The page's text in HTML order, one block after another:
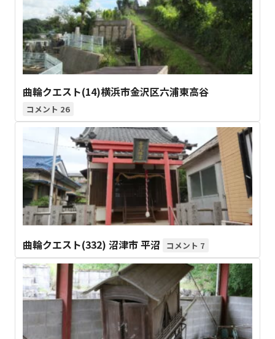
曲輪クエスト(14)横浜市金沢区六浦東高谷
26
曲輪クエスト(332) 沼津市 平沼 7